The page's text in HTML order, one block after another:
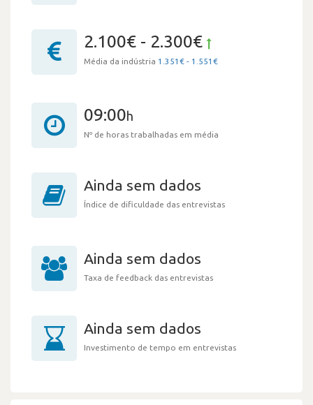
2.100€ - 2.300€
Média da indústria 1.351€ - 1.551€
09:00h
Nº de horas trabalhadas em média
Ainda sem dados
Índice de dificuldade das entrevistas
Ainda sem dados
Taxa de feedback das entrevistas
Ainda sem dados
Investimento de tempo em entrevistas